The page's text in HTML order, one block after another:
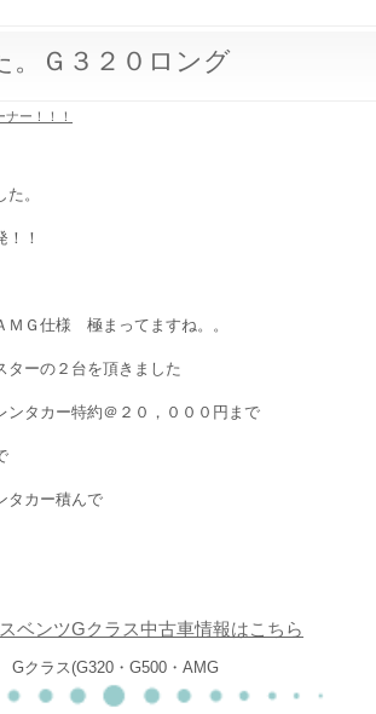
Ｇ３２０ロング
ー！！！
。
！！
Ｇ仕様 極まってますね。。
ターの２台を頂きました
ンタカー特約＠２０，０００円まで
タカー積んで
ベンツGクラス中古車情報はこちら
Gクラス(G320・G500・AMG